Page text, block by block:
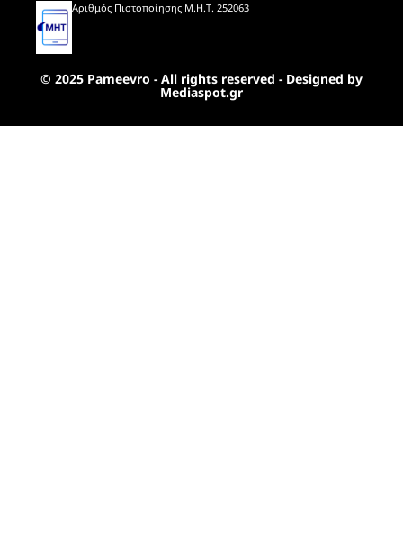
Αριθμός Πιστοποίησης Μ.Η.Τ. 252063
© 2025 Pameevro - All rights reserved - Designed by
Mediaspot.gr